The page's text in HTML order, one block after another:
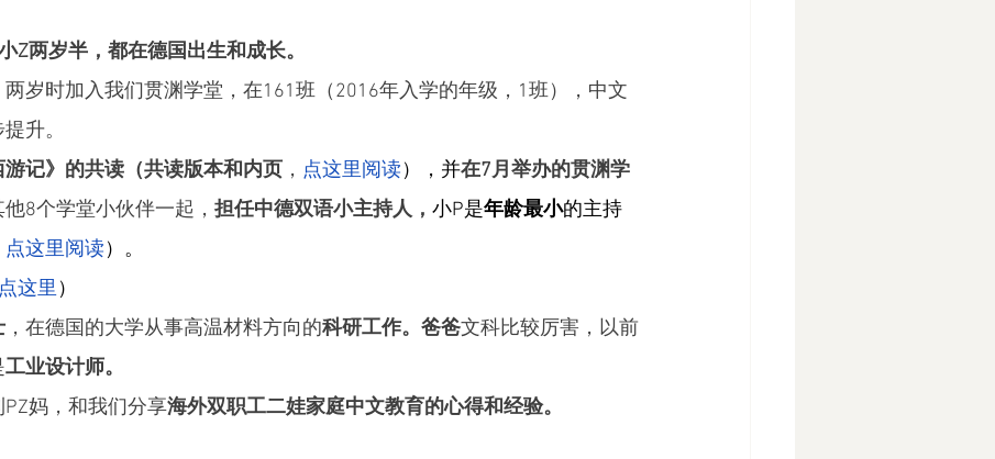
Z两岁半，都在德国出生和成长。
岁时加入我们贯渊学堂，在161班（2016年入学的年级，1班），中文
升。
记》的共读（共读版本和内页 ， 点这里阅读），并在7月举办的贯渊学
8个学堂小伙伴一起， 担任中德双语小主持人， 小P是年龄最小的主持
点这里阅读）。
点这里）
，在德国的大学从事高温材料方向的科研工作。爸爸文科比较厉害，以前
工业设计师。
妈，和我们分享海外双职工二娃家庭中文教育的心得和经验。